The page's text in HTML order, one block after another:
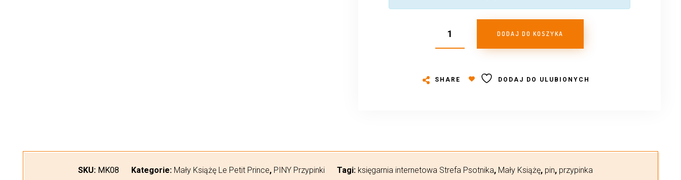
DODAJ DO KOSZYKA
SHARE DODAJ DO ULUBIONYCH
SKU: MK08 Kategorie: Mały Książę Le Petit Prince, PINY Przypinki Tagi: księgarnia internetowa Strefa Psotnika, Mały Książę, pin, przypinka